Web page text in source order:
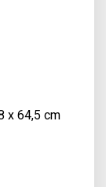
x 64,5 cm